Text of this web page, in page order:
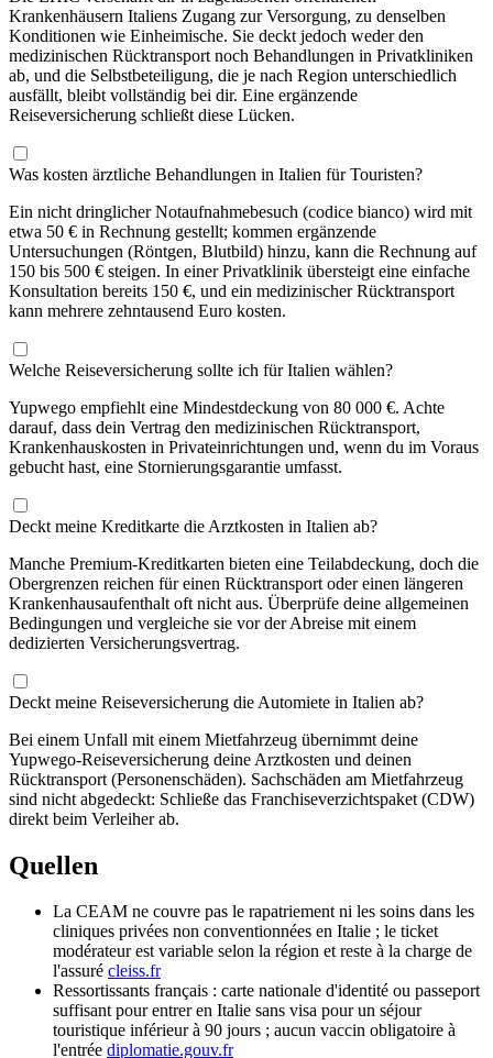
Krankenhäusern Italiens Zugang zur Versorgung, zu denselben
Konditionen wie Einheimische. Sie deckt jedoch weder den
medizinischen Rücktransport noch Behandlungen in Privatkliniken
ab, und die Selbstbeteiligung, die je nach Region unterschiedlich
ausfällt, bleibt vollständig bei dir. Eine ergänzende
Reiseversicherung schließt diese Lücken.
Was kosten ärztliche Behandlungen in Italien für Touristen?
Ein nicht dringlicher Notaufnahmebesuch (codice bianco) wird mit
etwa 50 € in Rechnung gestellt; kommen ergänzende
Untersuchungen (Röntgen, Blutbild) hinzu, kann die Rechnung auf
150 bis 500 € steigen. In einer Privatklinik übersteigt eine einfache
Konsultation bereits 150 €, und ein medizinischer Rücktransport
kann mehrere zehntausend Euro kosten.
Welche Reiseversicherung sollte ich für Italien wählen?
Yupwego empfiehlt eine Mindestdeckung von 80 000 €. Achte
darauf, dass dein Vertrag den medizinischen Rücktransport,
Krankenhauskosten in Privateinrichtungen und, wenn du im Voraus
gebucht hast, eine Stornierungsgarantie umfasst.
Deckt meine Kreditkarte die Arztkosten in Italien ab?
Manche Premium-Kreditkarten bieten eine Teilabdeckung, doch die
Obergrenzen reichen für einen Rücktransport oder einen längeren
Krankenhausaufenthalt oft nicht aus. Überprüfe deine allgemeinen
Bedingungen und vergleiche sie vor der Abreise mit einem
dedizierten Versicherungsvertrag.
Deckt meine Reiseversicherung die Automiete in Italien ab?
Bei einem Unfall mit einem Mietfahrzeug übernimmt deine
Yupwego-Reiseversicherung deine Arztkosten und deinen
Rücktransport (Personenschäden). Sachschäden am Mietfahrzeug
sind nicht abgedeckt: Schließe das Franchiseverzichtspaket (CDW)
direkt beim Verleiher ab.
Quellen
La CEAM ne couvre pas le rapatriement ni les soins dans les
cliniques privées non conventionnées en Italie ; le ticket
modérateur est variable selon la région et reste à la charge de
l'assuré cleiss.fr
Ressortissants français : carte nationale d'identité ou passeport
suffisant pour entrer en Italie sans visa pour un séjour
touristique inférieur à 90 jours ; aucun vaccin obligatoire à
l'entrée diplomatie.gouv.fr